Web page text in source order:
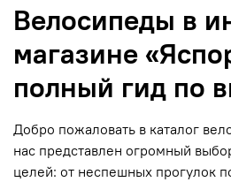
Велосипеды в
магазине
полный гид по
Добро пожаловать в каталог
нас представлен огромный
целей: от неспешных прогулок